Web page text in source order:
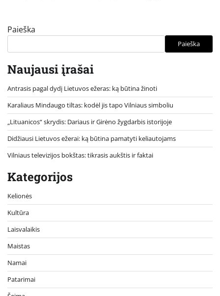
Paieška
Paieška
Naujausi įrašai
Antrasis pagal dydį Lietuvos ežeras: ką būtina žinoti
Karaliaus Mindaugo tiltas: kodėl jis tapo Vilniaus simboliu
„Lituanicos“ skrydis: Dariaus ir Girėno žygdarbis istorijoje
Didžiausi Lietuvos ežerai: ką būtina pamatyti keliautojams
Vilniaus televizijos bokštas: tikrasis aukštis ir faktai
Kategorijos
Kelionės
Kultūra
Laisvalaikis
Maistas
Namai
Patarimai